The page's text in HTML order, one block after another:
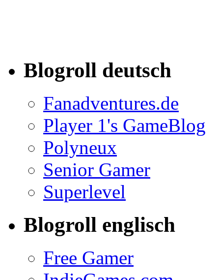
Blogroll deutsch
Fanadventures.de
Player 1's GameBlog
Polyneux
Senior Gamer
Superlevel
Blogroll englisch
Free Gamer